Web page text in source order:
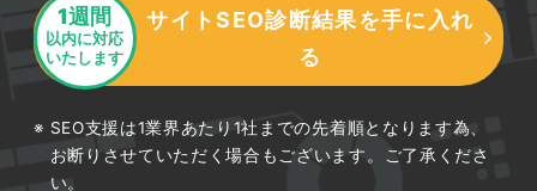
1週間
以内に対応
いたします
サイトSEO診断結果を手に入れ
る
SEO支援は1業界あたり1社までの先着順となります為、
お断りさせていただく場合もございます。ご了承くださ
い。